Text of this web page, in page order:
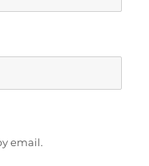
email.